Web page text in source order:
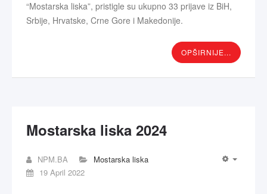
“Mostarska liska”, pristigle su ukupno 33 prijave iz BiH,
Srbije, Hrvatske, Crne Gore i Makedonije.
OPŠIRNIJE...
Mostarska liska 2024
NPM.BA
Mostarska liska
19 April 2022